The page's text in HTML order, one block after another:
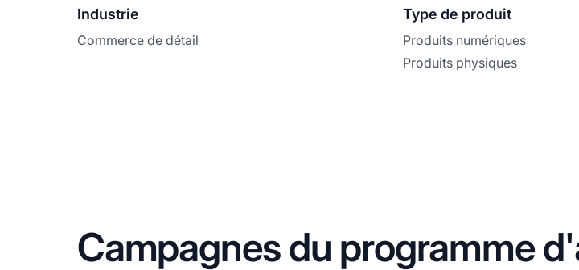
Industrie
Commerce de détail
Type de produit
Produits numériques
Produits physiques
Campagnes du programme